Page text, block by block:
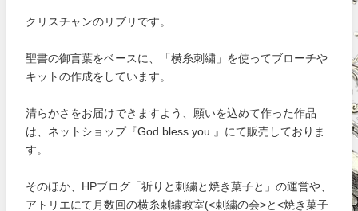
クリスチャンのリブリです。
聖書の御言葉をベースに、「横糸刺繍」を使ってブローチや
キットの作成をしています。
清らかさをお届けできますよう、願いを込めて作った作品
は、ネットショップ『God bless you 』にて販売しておりま
す。
そのほか、HPブログ「祈りと刺繍と焼き菓子と」の運営や、
アトリエにて月数回の横糸刺繍教室(<刺繍の会>と<焼き菓子